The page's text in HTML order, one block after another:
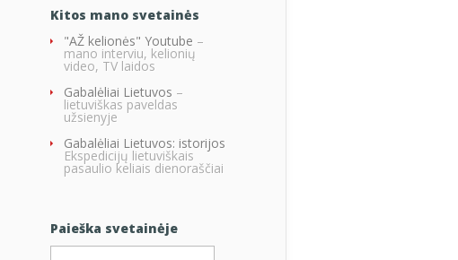
Kitos mano svetainės
"AŽ kelionės" Youtube –
mano interviu, kelionių
video, TV laidos
Gabalėliai Lietuvos –
lietuviškas paveldas
užsienyje
Gabalėliai Lietuvos: istorijos
Ekspedicijų lietuviškais
pasaulio keliais dienoraščiai
Paieška svetainėje
Ieškoti: